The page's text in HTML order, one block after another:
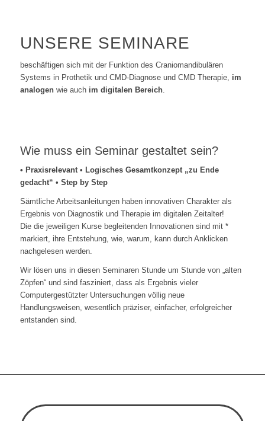
UNSERE SEMINARE
beschäftigen sich mit der Funktion des Craniomandibulären
Systems in Prothetik und CMD-Diagnose und CMD Therapie, im
analogenwie auch im digitalen Bereich.
Wie muss ein Seminar gestaltet sein?
• Praxisrelevant • Logisches Gesamtkonzept „zu Ende
gedacht“ • Step by Step
Sämtliche Arbeitsanleitungen haben innovativen Charakter als
Ergebnis von Diagnostik und Therapie im digitalen Zeitalter!
Die die jeweiligen Kurse begleitenden Innovationen sind mit *
markiert, ihre Entstehung, wie, warum, kann durch Anklicken
nachgelesen werden.
Wir lösen uns in diesen Seminaren Stunde um Stunde von „alten
Zöpfen“ und sind fasziniert, dass als Ergebnis vieler
Computergestützter Untersuchungen völlig neue
Handlungsweisen, wesentlich präziser, einfacher, erfolgreicher
entstanden sind.